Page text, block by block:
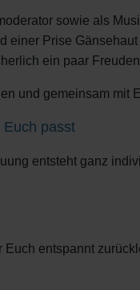
sowie als
einer Prise
ein paar
und gemeinsam
Euch passt
entsteht ganz
entspannt